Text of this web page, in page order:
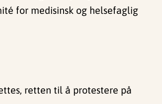
for medisinsk og helsefaglig
retten til å protestere på